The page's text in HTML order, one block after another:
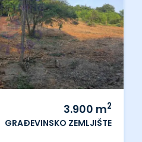
3.900 m2
GRAĐEVINSKO ZEMLJIŠTE